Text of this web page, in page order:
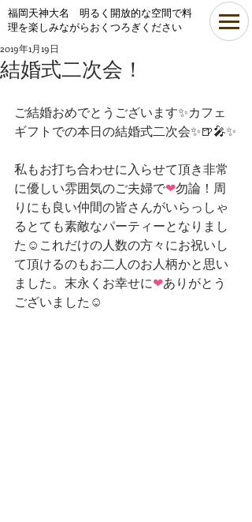
​福岡天神大名 明るく開放的な空間で料
理を楽しみながらおくつろぎください
結婚式二次会！
2019年1月19日
ご結婚おめでとうございます✨カフェ
ギフトでの本日の結婚式二次会✨🍺🎤✨
私もお打ち合わせに入らせて頂き非常
に優しい雰囲気のご夫婦で❤勿論！周
りにも良い仲間の皆さんがいらっしゃ
るとても素敵なパーティーとなりまし
た☺これだけの人数の方々にお祝いし
て頂けるのもお二人のお人柄かと思い
ました。末永くお幸せに❤ありがとう
ございました☺